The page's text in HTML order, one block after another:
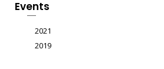
Events
2021
2019